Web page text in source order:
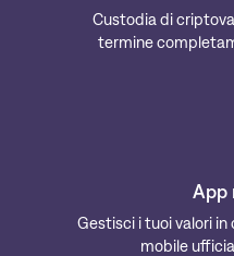
Custodia di
termine
App
Gestisci i tuoi valori
mobile